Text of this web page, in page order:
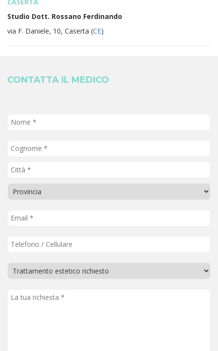
Studio Dott. Rossano Ferdinando
via F. Daniele, 10, Caserta (CE)
CONTATTA IL MEDICO